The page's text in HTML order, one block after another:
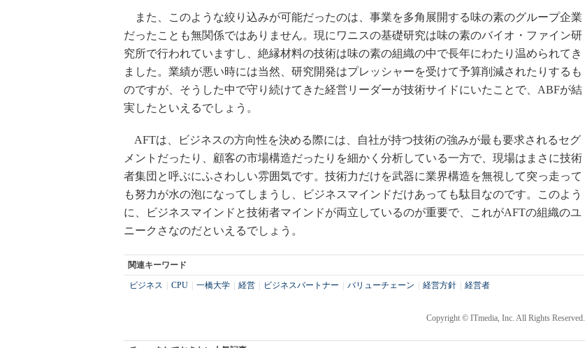
また、このような絞り込みが可能だったのは、事業を多角展開する味の素のグループ企業
だったことも無関係ではありません。現にワニスの基礎研究は味の素のバイオ・ファイン研
究所で行われていますし、絶縁材料の技術は味の素の組織の中で長年にわたり温められてき
ました。業績が悪い時には当然、研究開発はプレッシャーを受けて予算削減されたりするも
のですが、そうした中で守り続けてきた経営リーダーが技術サイドにいたことで、ABFが結
実したといえるでしょう。
AFTは、ビジネスの方向性を決める際には、自社が持つ技術の強みが最も要求されるセグ
メントだったり、顧客の市場構造だったりを細かく分析している一方で、現場はまさに技術
者集団と呼ぶにふさわしい雰囲気です。技術力だけを武器に業界構造を無視して突っ走って
も努力が水の泡になってしまうし、ビジネスマインドだけあっても駄目なのです。このよう
に、ビジネスマインドと技術者マインドが両立しているのが重要で、これがAFTの組織のユ
ニークさなのだといえるでしょう。
関連キーワード
ビジネス CPU 一橋大学 経営 ビジネスパートナー バリューチェーン 経営方針 経営者
Copyright © ITmedia, Inc. All Rights Reserved.